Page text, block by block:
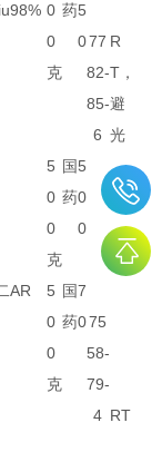
98% 0
0
克
药5
077
82-
85-
6
R
T，
避
光
5
0
0
克
国
药
5
0
0
AR
5
0
0
克
国
药
7
075
58-
79-
4 RT